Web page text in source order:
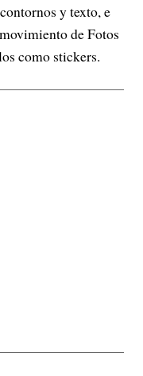
y texto, e
de Fotos
como stickers.